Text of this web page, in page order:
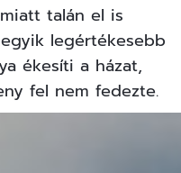
talán el is
legértékesebb
ékesíti a házat,
fel nem fedezte.